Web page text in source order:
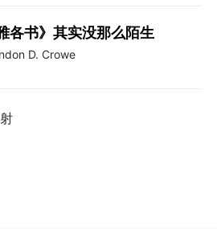
各书》其实没那么陌生
D. Crowe